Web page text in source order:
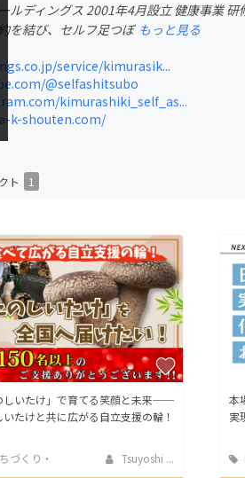
ゲーム・サービス開発
チャレンジ
CAMPFIRE for Social Good
ールディングス 2001年4月設立 健康事業
を結び、セルフ足つぼ もっと見る
service/kimurasik...
@selfashitsubo
kimurashiki_self_as...
k-shouten.com/
ト 1
しいたけ」で育てる笑顔と未来──
たけと共に広がる自立支援の輪！
づくり・
性化
Tsuyoshi ...
本
実
ヘ